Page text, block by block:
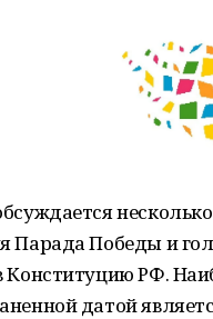
Парада Победы и
Конституцию РФ.
датой